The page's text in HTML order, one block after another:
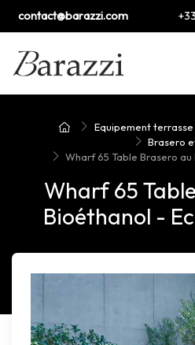
contact@barazzi.com
Equipement terrasse
Brasero
Wharf 65 Table Brasero au
Wharf 65
Bioéthanol -